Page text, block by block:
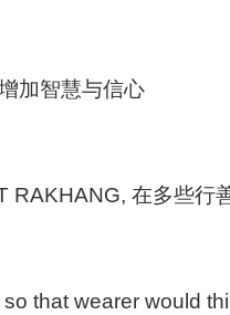
加智慧与信心
RAKHANG, 在多些行
that wearer would